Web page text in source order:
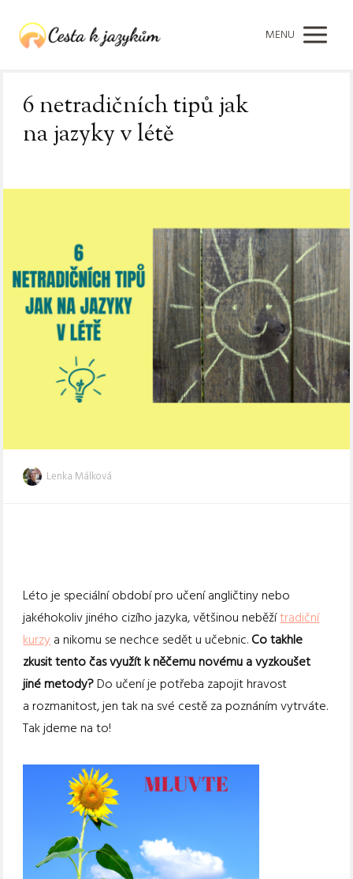
MENU
6 netradičních tipů jak
na jazyky v létě
Lenka Málková
Léto je speciální období pro učení angličtiny nebo
jakéhokoliv jiného cizího jazyka, většinou neběžítradiční
kurzy a nikomu se nechce sedět u učebnic. Co takhle
zkusit tento čas využít k něčemu novému a vyzkoušet
jiné metody?Do učení je potřeba zapojit hravost
a rozmanitost, jen tak na své cestě za poznáním vytrváte.
Tak jdeme na to!